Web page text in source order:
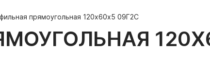
прямоугольная 120х60х5 09Г2С